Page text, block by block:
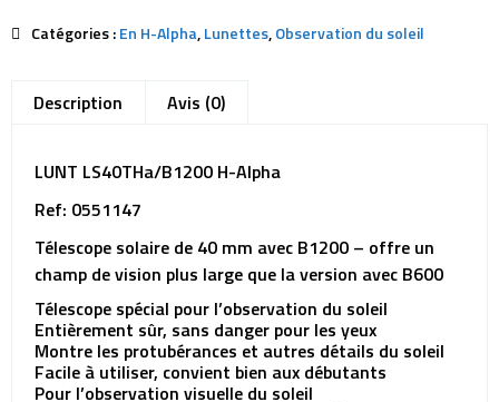
Catégories :En H-Alpha,Lunettes,Observation du soleil
Description Avis (0)
LUNT LS40THa/B1200 H-Alpha
Ref: 0551147
Télescope solaire de 40 mm avec B1200 – offre un
champ de vision plus large que la version avec B600
Télescope spécial pour l’observation du soleil
Entièrement sûr, sans danger pour les yeux
Montre les protubérances et autres détails du soleil
Facile à utiliser, convient bien aux débutants
Pour l’observation visuelle du soleil